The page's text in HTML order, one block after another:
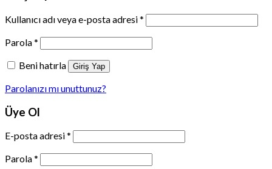
Kullanıcı adı veya e-posta adresi*
Parola*
Beni hatırla
Giriş Yap
Parolanızı mı unuttunuz?
Üye Ol
E-posta adresi*
Parola*